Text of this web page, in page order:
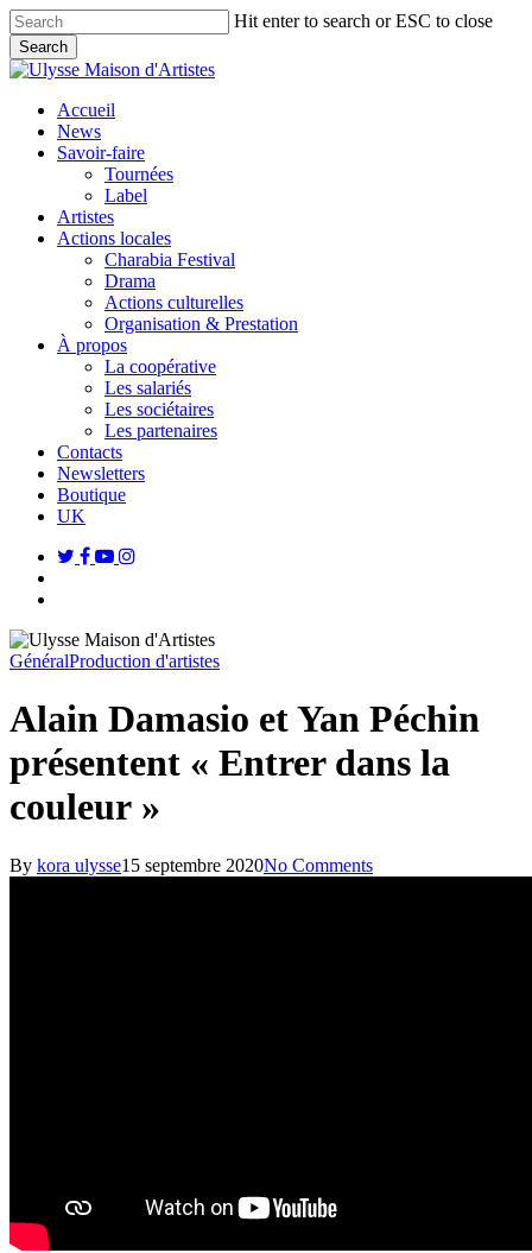
Skip
to
main
content
Hit enter to search or ESC to close
Search
Close
search
Menu
Accueil
News
Savoir-faire
Tournées
Label
Artistes
Actions locales
Charabia Festival
Drama
Actions culturelles
Organisation & Prestation
À propos
La coopérative
Les salariés
Les sociétaires
Les partenaires
Contacts
Newsletters
Boutique
UK
twitterfacebook
youtubeinstagram
GénéralProduction d'artistes
Alain Damasio et Yan Péchin
présentent « Entrer dans la
couleur »
By kora ulysse15 septembre 2020No Comments